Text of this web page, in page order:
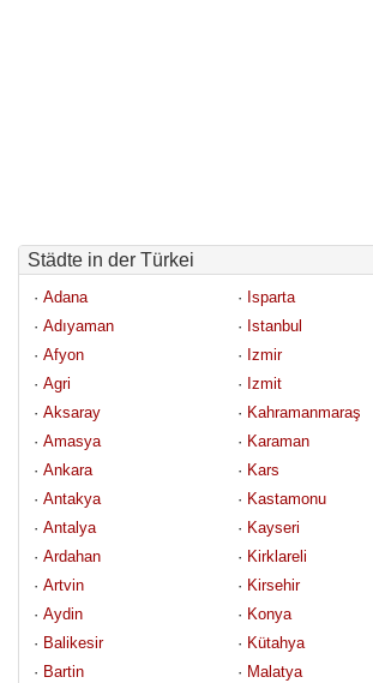
Städte in der Türkei
· Adana · Isparta
· Adıyaman · Istanbul
· Afyon · Izmir
· Agri · Izmit
· Aksaray · Kahramanmaraş
· Amasya · Karaman
· Ankara · Kars
· Antakya · Kastamonu
· Antalya · Kayseri
· Ardahan · Kirklareli
· Artvin · Kirsehir
· Aydin · Konya
· Balikesir · Kütahya
· Bartin · Malatya